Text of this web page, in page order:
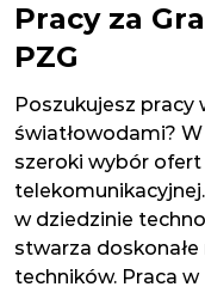
Pracy za
PZG
Poszukujesz pracy
światłowodami?
szeroki wybór
w dziedzinie
stwarza
techników. Praca